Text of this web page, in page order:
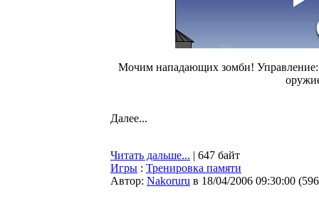
Мочим нападающих зомби! Управление:
Далее...
Читать дальше... | 647 байт
Игры : Тренировка памяти
Автор: Nakoruru в 18/04/2006 09:30:00 (